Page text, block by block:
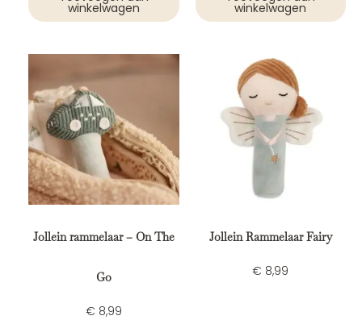
winkelwagen winkelwagen
Jollein rammelaar – On The
Go
€ 8,99
Jollein Rammelaar Fairy
€ 8,99